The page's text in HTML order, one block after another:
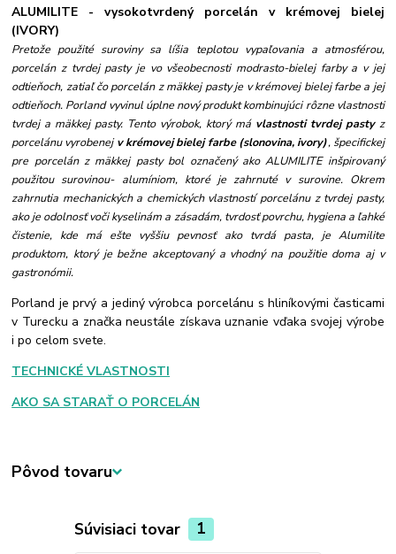
ALUMILITE - vysokotvrdený porcelán v krémovej bielej
(IVORY)
Pretože použité suroviny sa líšia teplotou vypaľovania a atmosférou,
porcelán z tvrdej pasty je vo všeobecnosti modrasto-bielej farby a v jej
odtieňoch, zatiaľ čo porcelán z mäkkej pasty je v krémovej bielej farbe a jej
odtieňoch. Porland vyvinul úplne nový produkt kombinujúci rôzne vlastnosti
tvrdej a mäkkej pasty. Tento výrobok, ktorý má vlastnosti tvrdej pastyz
porcelánu vyrobenejv krémovej bielej farbe (slonovina, ivory), špecifickej
pre porcelán z mäkkej pasty bol označený ako ALUMILITE inšpirovaný
použitou surovinou- alumíniom, ktoré je zahrnuté v surovine. Okrem
zahrnutia mechanických a chemických vlastností porcelánu z tvrdej pasty,
ako je odolnosť voči kyselinám a zásadám, tvrdosť povrchu, hygiena a ľahké
čistenie, kde má ešte vyššiu pevnosť ako tvrdá pasta, je Alumilite
produktom, ktorý je bežne akceptovaný a vhodný na použitie doma aj v
gastronómii.
Porland je prvý a jediný výrobca porcelánu s hliníkovými časticami
v Turecku a značka neustále získava uznanie vďaka svojej výrobe
i po celom svete.
TECHNICKÉ VLASTNOSTI
AKO SA STARAŤ O PORCELÁN
Pôvod tovaru
Súvisiaci tovar 1